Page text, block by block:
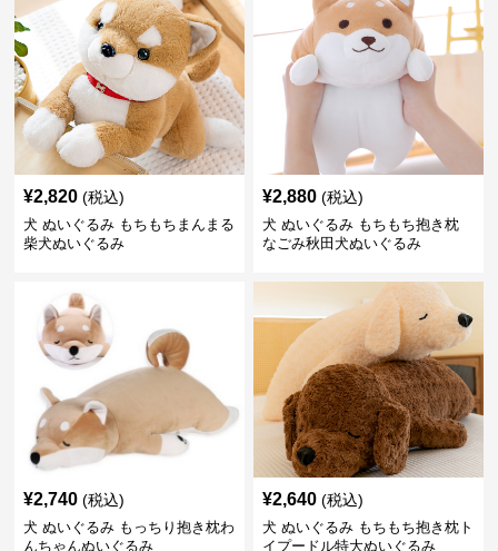
¥2,820 (税込)
犬 ぬいぐるみ もちもちまんまる
柴犬ぬいぐるみ
¥2,880 (税込)
犬 ぬいぐるみ もちもち抱き枕
なごみ秋田犬ぬいぐるみ
¥2,740 (税込)
犬 ぬいぐるみ もっちり抱き枕わ
んちゃんぬいぐるみ
¥2,640 (税込)
犬 ぬいぐるみ もちもち抱き枕ト
イプードル特大ぬいぐるみ